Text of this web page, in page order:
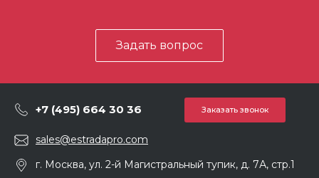
Задать вопрос
+7 (495) 664 30 36 Заказать звонок
sales@estradapro.com
г. Москва, ул. 2-й Магистральный тупик, д. 7А, стр.1